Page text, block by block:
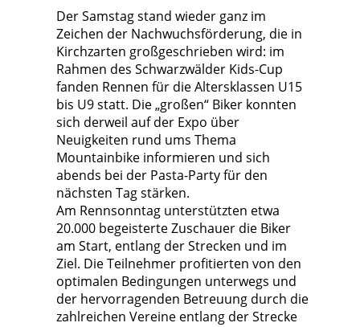
Der Samstag stand wieder ganz im
Zeichen der Nachwuchsförderung, die in
Kirchzarten großgeschrieben wird: im
Rahmen des Schwarzwälder Kids-Cup
fanden Rennen für die Altersklassen U15
bis U9 statt. Die „großen“ Biker konnten
sich derweil auf der Expo über
Neuigkeiten rund ums Thema
Mountainbike informieren und sich
abends bei der Pasta-Party für den
nächsten Tag stärken.
Am Rennsonntag unterstützten etwa
20.000 begeisterte Zuschauer die Biker
am Start, entlang der Strecken und im
Ziel. Die Teilnehmer profitierten von den
optimalen Bedingungen unterwegs und
der hervorragenden Betreuung durch die
zahlreichen Vereine entlang der Strecke